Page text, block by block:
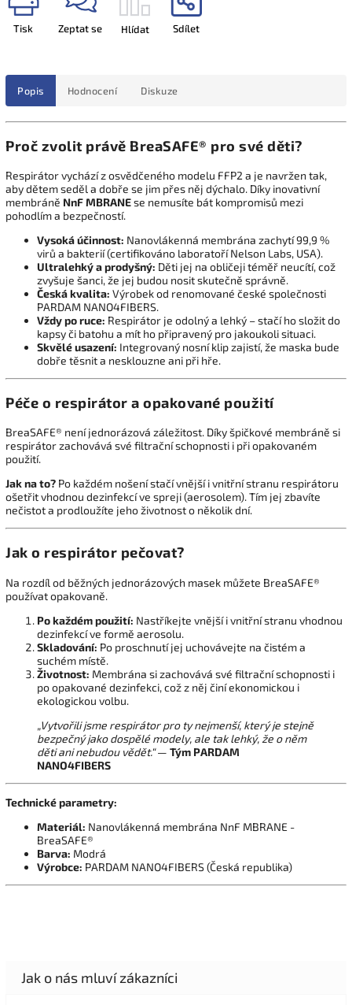
Tisk Zeptat se Hlídat Sdílet
Popis Hodnocení Diskuze
Proč zvolit právě BreaSAFE® pro své děti?
Respirátor vychází z osvědčeného modelu FFP2 a je navržen tak,
aby dětem seděl a dobře se jim přes něj dýchalo. Díky inovativní
membráně NnF MBRANEse nemusíte bát kompromisů mezi
pohodlím a bezpečností.
Vysoká účinnost: Nanovlákenná membrána zachytí 99,9 %
virů a bakterií (certifikováno laboratoří Nelson Labs, USA).
Ultralehký a prodyšný: Děti jej na obličeji téměř neucítí,což
zvyšuje šanci,že jej budou nosit skutečně správně.
Česká kvalita: Výrobek od renomované české společnosti
PARDAM NANO4FIBERS.
Vždy po ruce: Respirátor je odolný a lehký – stačí ho složit do
kapsy či batohu a mít ho připravený pro jakoukoli situaci.
Skvělé usazení: Integrovaný nosní klip zajistí,že maska bude
dobře těsnit a nesklouzne ani při hře.
Péče o respirátor a opakované použití
BreaSAFE® není jednorázová záležitost. Díky špičkové membráně si
respirátor zachovává své filtrační schopnosti i při opakovaném
použití.
Jak na to? Po každém nošení stačí vnější i vnitřní stranu respirátoru
ošetřit vhodnou dezinfekcí ve spreji (aerosolem).Tím jej zbavíte
nečistot a prodloužíte jeho životnost o několik dní.
Jak o respirátor pečovat?
Na rozdíl od běžných jednorázových masek můžete BreaSAFE®
používat opakovaně.
Po každém použití: Nastříkejte vnější i vnitřní stranu vhodnou
dezinfekcí ve formě aerosolu.
Skladování: Po proschnutí jej uchovávejte na čistém a
suchém místě.
Životnost: Membrána si zachovává své filtrační schopnosti i
po opakované dezinfekci,což z něj činí ekonomickou i
ekologickou volbu.
„Vytvořili jsme respirátor pro ty nejmenší, který je stejně
bezpečný jako dospělé modely, ale tak lehký, že o něm
děti ani nebudou vědět.“— Tým PARDAM
NANO4FIBERS
Technické parametry:
Materiál: Nanovlákenná membrána NnF MBRANE -
BreaSAFE®
Barva: Modrá
Výrobce: PARDAM NANO4FIBERS (Česká republika)